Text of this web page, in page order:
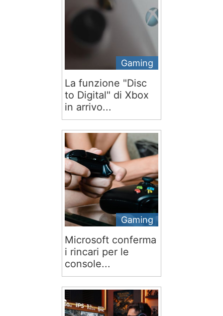
Gaming
La funzione "Disc
to Digital" di Xbox
in arrivo...
Gaming
Microsoft conferma
i rincari per le
console...